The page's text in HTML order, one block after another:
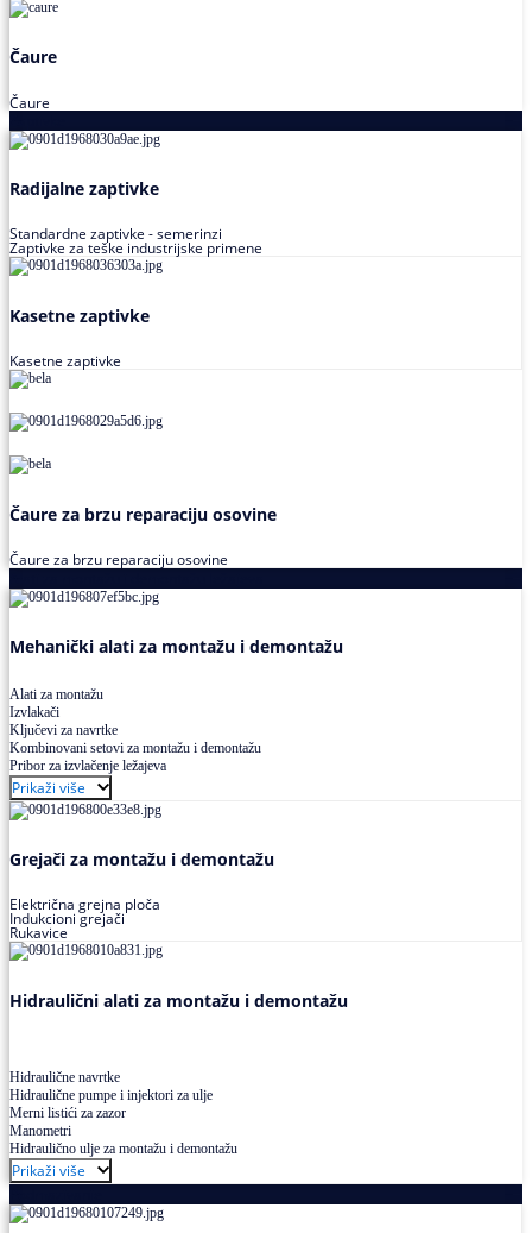
Čaure
Čaure
Radijalne zaptivke
Standardne zaptivke - semerinzi
Zaptivke za teške industrijske primene
Kasetne zaptivke
Kasetne zaptivke
Čaure za brzu reparaciju osovine
Čaure za brzu reparaciju osovine
Mehanički alati za montažu i demontažu
Alati za montažu
Izvlakači
Ključevi za navrtke
Kombinovani setovi za montažu i demontažu
Pribor za izvlačenje ležajeva
Prikaži više
Grejači za montažu i demontažu
Električna grejna ploča
Indukcioni grejači
Rukavice
Hidraulični alati za montažu i demontažu
Hidraulične navrtke
Hidraulične pumpe i injektori za ulje
Merni listići za zazor
Manometri
Hidraulično ulje za montažu i demontažu
Prikaži više